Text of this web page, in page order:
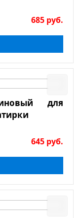
685 руб.
для
645 руб.